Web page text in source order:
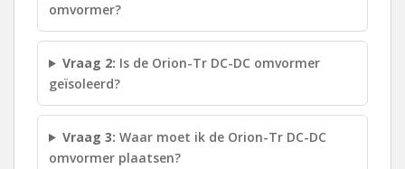
omvormer?
Vraag 2: Is de Orion-Tr DC-DC omvormer
geïsoleerd?
Vraag 3: Waar moet ik de Orion-Tr DC-DC
omvormer plaatsen?